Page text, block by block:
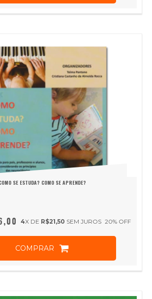
SE ESTUDA? COMO SE APRENDE?
20% OFF
4X DE R$21,50 SEM JUROS
COMPRAR